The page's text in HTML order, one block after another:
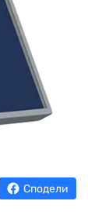
Сподели